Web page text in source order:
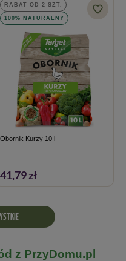
RABAT OD 2 SZT.
100% NATURALNY
Obornik Kurzy 10 l
41,79 zł
z PrzyDomu.pl